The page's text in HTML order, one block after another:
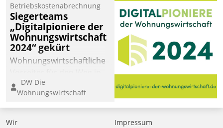
einsehen und ändern
oder
Schadensmeldungen
abgeben – rund um die
Uhr.
Betriebskostenabrechnung
Siegerteams
„Digitalpioniere der
Wohnungswirtschaft
2024“ gekürt
Wohnungswirtschaftliche
eine digitale Zukunft zu
finden, ist das Ziel des
Awards „Digitalpioniere
der
DW Die
Wohnungswirtschaft
Wir
Impressum